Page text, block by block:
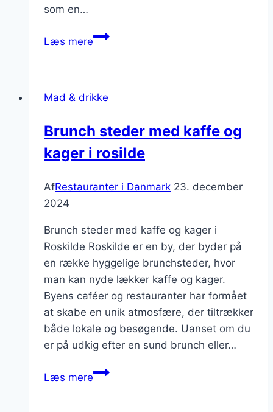
som en…
Læs mereKaffe
den
tand
Mad & drikke
Brunch steder med kaffe og
kager i rosilde
AfRestauranter i Danmark 23. december
2024
Brunch steder med kaffe og kager i
Roskilde Roskilde er en by, der byder på
en række hyggelige brunchsteder, hvor
man kan nyde lækker kaffe og kager.
Byens caféer og restauranter har formået
at skabe en unik atmosfære, der tiltrækker
både lokale og besøgende. Uanset om du
er på udkig efter en sund brunch eller…
Læs mereBrunch